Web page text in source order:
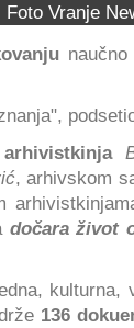
Foto Vranje
naučno
arhivistkinja
, arhivskom
dočara život
kulturna,
136